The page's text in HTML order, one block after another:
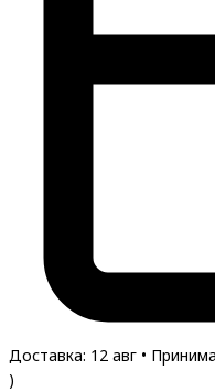
Доставка: 12 авг •
)